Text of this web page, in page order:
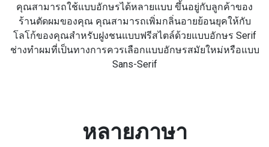
คุณสามารถใช้แบบอักษรได้หลายแบบ ขึ้นอยู่กับลูกค้าของ
ร้านตัดผมของคุณ คุณสามารถเพิ่มกลิ่นอายย้อนยุคให้กับ
โลโก้ของคุณสำหรับฝูงชนแบบฟรีสไตล์ด้วยแบบอักษร Serif
ช่างทำผมที่เป็นทางการควรเลือกแบบอักษรสมัยใหม่หรือแบบ
Sans-Serif
หลายภาษา